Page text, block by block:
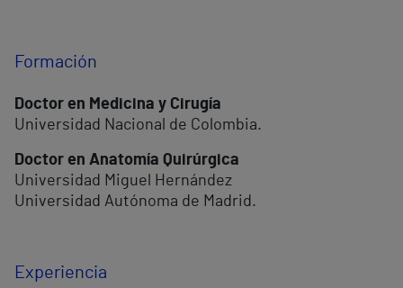
Formación
Doctor en Medicina y Cirugía
Universidad Nacional de Colombia.
Doctor en Anatomía Quirúrgica
Universidad Miguel Hernández
Universidad Autónoma de Madrid.
Experiencia